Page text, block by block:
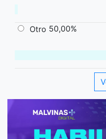
Otro 50,00%